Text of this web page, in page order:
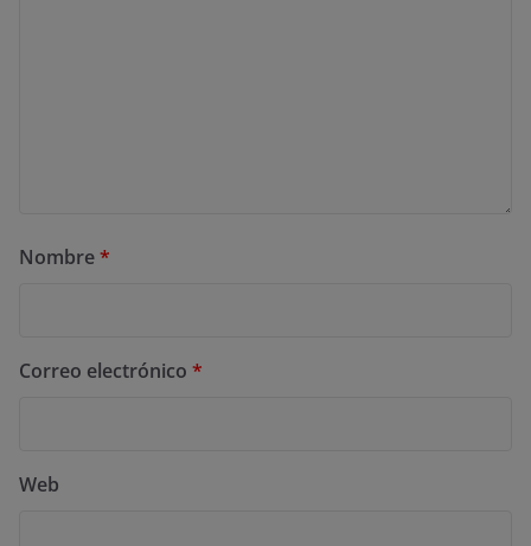
Nombre*
Correo electrónico *
Web